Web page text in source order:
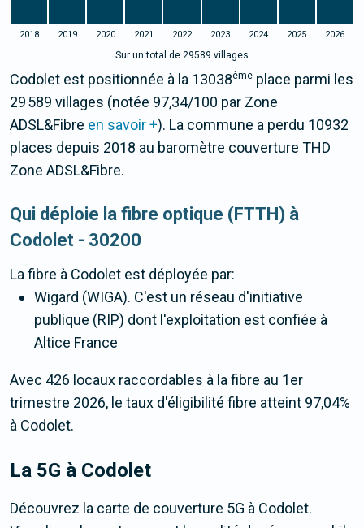
2018 2019 2020 2021 2022 2023 2024 2025 2026
Sur un total de 29589 villages
Codolet est positionnée à la 13038ème place parmi les
29 589 villages (notée 97,34/100 par Zone
ADSL&Fibre en savoir +). La commune a perdu 10932
places depuis 2018 au baromètre couverture THD
Zone ADSL&Fibre.
Qui déploie la fibre optique (FTTH) à
Codolet - 30200
La fibre à Codolet est déployée par:
Wigard (WIGA). C'est un réseau d'initiative
publique (RIP) dont l'exploitation est confiée à
Altice France
Avec 426 locaux raccordables à la fibre au 1er
trimestre 2026, le taux d'éligibilité fibre atteint 97,04%
à Codolet.
La 5G à Codolet
Découvrez la carte de couverture 5G à Codolet.